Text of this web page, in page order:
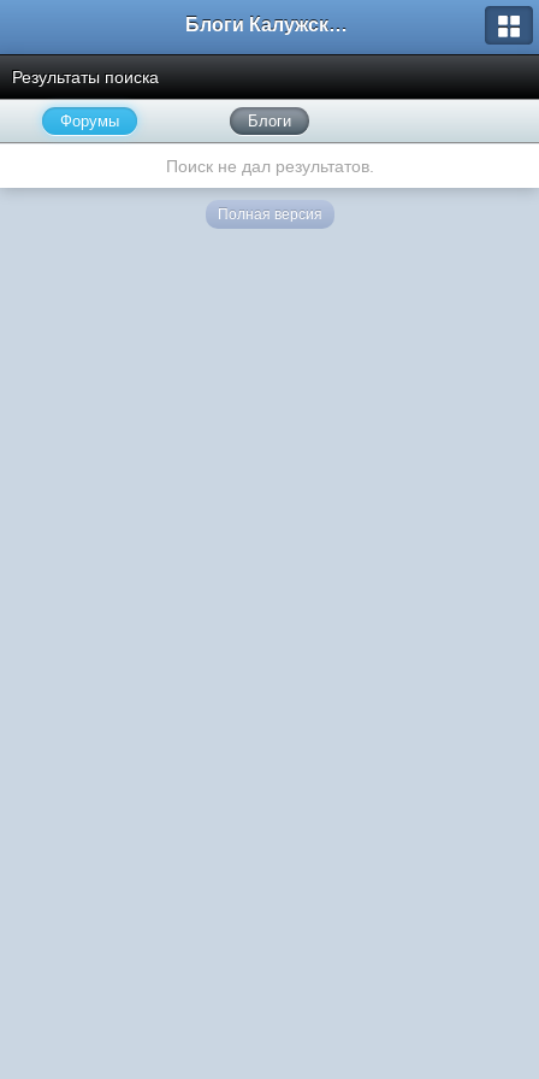
Блоги Калужского перекрестка
Результаты поиска
Форумы Блоги
Поиск не дал результатов.
Полная версия